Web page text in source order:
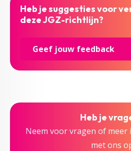
Heb je suggesties voor
deze JGZ-richtlijn?
Geef jouw feedback
Heb je
Neem voor vragen of
met ons